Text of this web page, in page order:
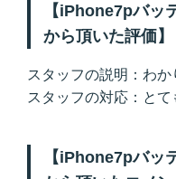
【iPhone7pバッ
から頂いた評価】
スタッフの説明：わ
スタッフの対応：と
【iPhone7pバッ